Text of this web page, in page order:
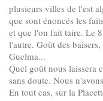
plusieurs villes de l'est
que sont énoncés les
et que l'on fait taire. Le
l'autre. Goût des
Guelma...
Quel goût nous laissera
sans doute. Nous
En tout cas, sur la